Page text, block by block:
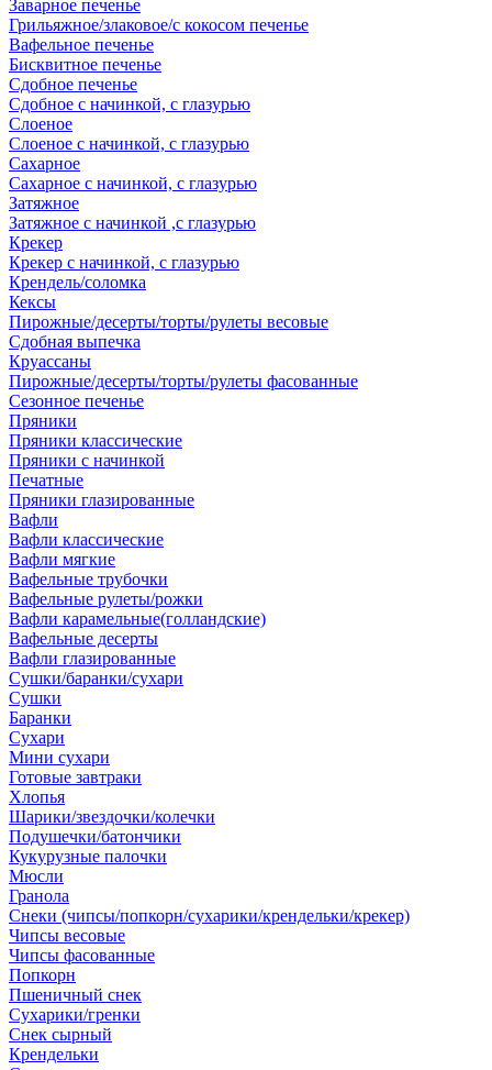
Заварное печенье
Грильяжное/злаковое/с кокосом печенье
Вафельное печенье
Бисквитное печенье
Сдобное печенье
Сдобное с начинкой, с глазурью
Слоеное
Слоеное с начинкой, с глазурью
Сахарное
Сахарное с начинкой, с глазурью
Затяжное
Затяжное с начинкой ,с глазурью
Крекер
Крекер с начинкой, с глазурью
Крендель/соломка
Кексы
Пирожные/десерты/торты/рулеты весовые
Сдобная выпечка
Круассаны
Пирожные/десерты/торты/рулеты фасованные
Сезонное печенье
Пряники
Пряники классические
Пряники с начинкой
Печатные
Пряники глазированные
Вафли
Вафли классические
Вафли мягкие
Вафельные трубочки
Вафельные рулеты/рожки
Вафли карамельные(голландские)
Вафельные десерты
Вафли глазированные
Сушки/баранки/сухари
Сушки
Баранки
Сухари
Мини сухари
Готовые завтраки
Хлопья
Шарики/звездочки/колечки
Подушечки/батончики
Кукурузные палочки
Мюсли
Гранола
Снеки (чипсы/попкорн/сухарики/крендельки/крекер)
Чипсы весовые
Чипсы фасованные
Попкорн
Пшеничный снек
Сухарики/гренки
Снек сырный
Крендельки